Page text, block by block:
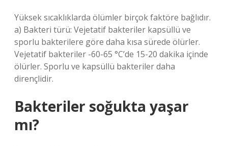
Yüksek sıcaklıklarda ölümler birçok faktöre bağlıdır.
a) Bakteri türü: Vejetatif bakteriler kapsüllü ve
sporlu bakterilere göre daha kısa sürede ölürler.
Vejetatif bakteriler -60-65 °C’de 15-20 dakika içinde
ölürler. Sporlu ve kapsüllü bakteriler daha
dirençlidir.
Bakteriler soğukta yaşar
mı?